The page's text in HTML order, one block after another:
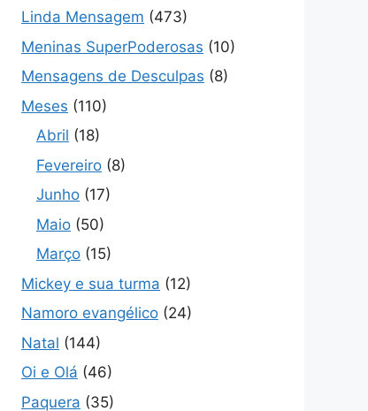
Linda Mensagem (473)
Meninas SuperPoderosas (10)
Mensagens de Desculpas (8)
Meses (110)
Abril (18)
Fevereiro (8)
Junho (17)
Maio (50)
Março (15)
Mickey e sua turma (12)
Namoro evangélico (24)
Natal (144)
Oi e Olá (46)
Paquera (35)